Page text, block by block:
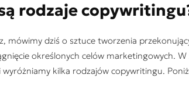
rodzaje
mówimy dziś o sztuce tworzenia
określonych celów marketingowych.
kilka rodzajów copywritingu.